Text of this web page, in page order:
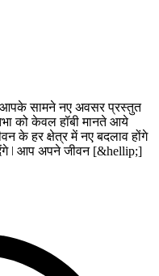
आपके सामने नए अवसर प्रस्तुत
को केवल हॉबी मानते आये
के हर क्षेत्र में नए बदलाव होंगे
ǀ आप अपने जीवन [&hellip;]